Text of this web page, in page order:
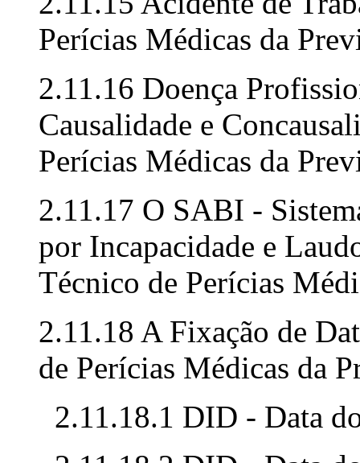
Perícias Médicas da
2.11.16 Doença
Causalidade e
Perícias Médicas da
2.11.17 O SABI -
por Incapacidade e
Técnico de Perícias
2.11.18 A Fixação de
de Perícias Médicas da
2.11.18.1 DID - Data